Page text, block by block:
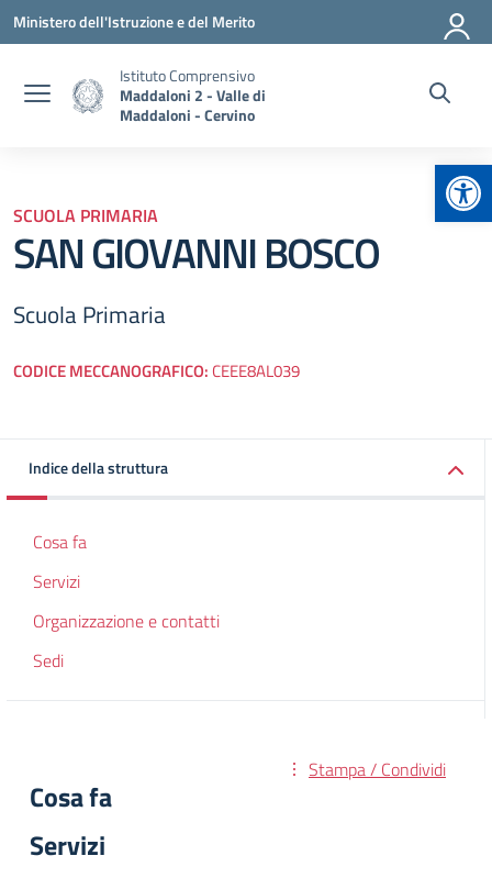
Vai ai contenuti
Vai al menu di navigazione
Vai al footer
Ministero dell'Istruzione e del Merito
Istituto Comprensivo
Maddaloni 2 - Valle di
Maddaloni - Cervino
SCUOLA PRIMARIA
SAN GIOVANNI BOSCO
Scuola Primaria
CODICE MECCANOGRAFICO: CEEE8AL039
Indice della struttura
Cosa fa
Servizi
Organizzazione e contatti
Sedi
Stampa / Condividi
Cosa fa
Servizi